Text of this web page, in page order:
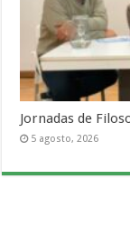
Jornadas de
5 agosto, 2026